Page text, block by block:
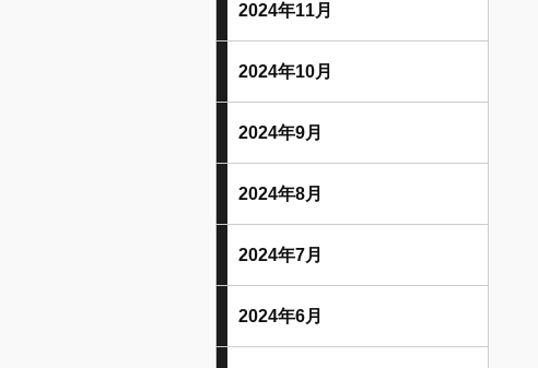
2024年11月
2024年10月
2024年9月
2024年8月
2024年7月
2024年6月